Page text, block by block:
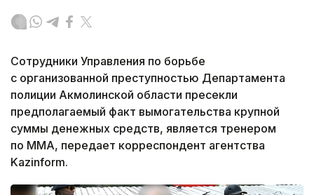
Сотрудники Управления по борьбе
с организованной преступностью Департамента
полиции Акмолинской области пресекли
предполагаемый факт вымогательства крупной
суммы денежных средств, является тренером
по ММА, передает корреспондент агентства
Kazinform.